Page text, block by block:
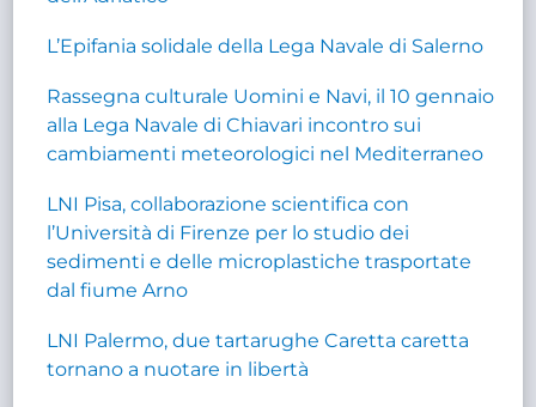
L’Epifania solidale della Lega Navale di Salerno
Rassegna culturale Uomini e Navi, il 10 gennaio
alla Lega Navale di Chiavari incontro sui
cambiamenti meteorologici nel Mediterraneo
LNI Pisa, collaborazione scientifica con
l’Università di Firenze per lo studio dei
sedimenti e delle microplastiche trasportate
dal fiume Arno
LNI Palermo, due tartarughe Caretta caretta
tornano a nuotare in libertà